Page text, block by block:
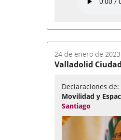
Fecha
del
24 de enero de 2023
Valladolid
Declaraciones de:
Movilidad y
Santiago